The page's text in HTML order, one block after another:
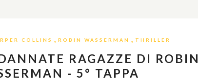
COLLINS , ROBIN WASSERMAN , THRILLER
RAGAZZE DI ROBIN
- 5° TAPPA